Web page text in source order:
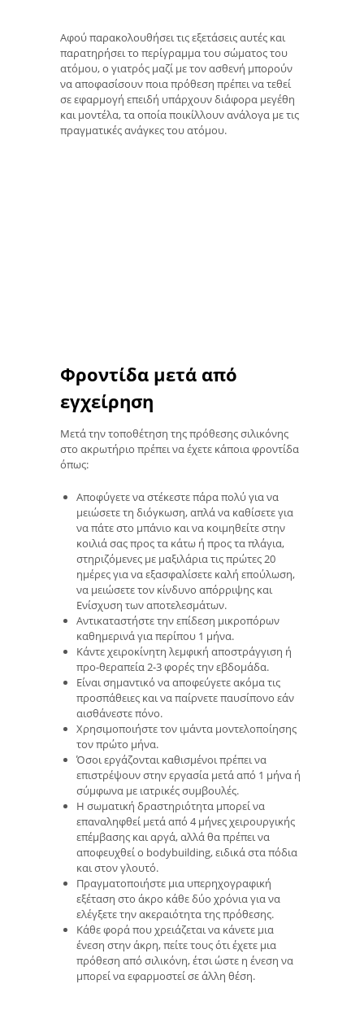
Αφού παρακολουθήσει τις εξετάσεις αυτές και
παρατηρήσει το περίγραμμα του σώματος του
ατόμου, ο γιατρός μαζί με τον ασθενή μπορούν
να αποφασίσουν ποια πρόθεση πρέπει να τεθεί
σε εφαρμογή επειδή υπάρχουν διάφορα μεγέθη
και μοντέλα, τα οποία ποικίλλουν ανάλογα με τις
πραγματικές ανάγκες του ατόμου.
Φροντίδα μετά από
εγχείρηση
Μετά την τοποθέτηση της πρόθεσης σιλικόνης
στο ακρωτήριο πρέπει να έχετε κάποια φροντίδα
όπως:
Αποφύγετε να στέκεστε πάρα πολύ για να
μειώσετε τη διόγκωση, απλά να καθίσετε για
να πάτε στο μπάνιο και να κοιμηθείτε στην
κοιλιά σας προς τα κάτω ή προς τα πλάγια,
στηριζόμενες με μαξιλάρια τις πρώτες 20
ημέρες για να εξασφαλίσετε καλή επούλωση,
να μειώσετε τον κίνδυνο απόρριψης και
Ενίσχυση των αποτελεσμάτων.
Αντικαταστήστε την επίδεση μικροπόρων
καθημερινά για περίπου 1 μήνα.
Κάντε χειροκίνητη λεμφική αποστράγγιση ή
προ-θεραπεία 2-3 φορές την εβδομάδα.
Είναι σημαντικό να αποφεύγετε ακόμα τις
προσπάθειες και να παίρνετε παυσίπονο εάν
αισθάνεστε πόνο.
Χρησιμοποιήστε τον ιμάντα μοντελοποίησης
τον πρώτο μήνα.
Όσοι εργάζονται καθισμένοι πρέπει να
επιστρέψουν στην εργασία μετά από 1 μήνα ή
σύμφωνα με ιατρικές συμβουλές.
Η σωματική δραστηριότητα μπορεί να
επαναληφθεί μετά από 4 μήνες χειρουργικής
επέμβασης και αργά, αλλά θα πρέπει να
αποφευχθεί ο bodybuilding, ειδικά στα πόδια
και στον γλουτό.
Πραγματοποιήστε μια υπερηχογραφική
εξέταση στο άκρο κάθε δύο χρόνια για να
ελέγξετε την ακεραιότητα της πρόθεσης.
Κάθε φορά που χρειάζεται να κάνετε μια
ένεση στην άκρη, πείτε τους ότι έχετε μια
πρόθεση από σιλικόνη, έτσι ώστε η ένεση να
μπορεί να εφαρμοστεί σε άλλη θέση.